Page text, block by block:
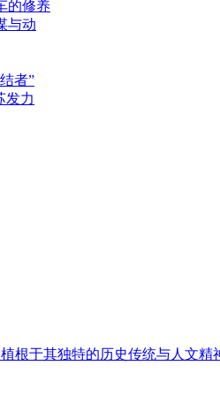
的修养
与动
者”
发力
根于其独特的历史传统与人文精